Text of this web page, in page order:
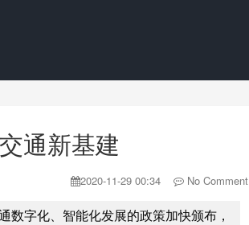
通新基建
2020-11-29 00:34 No Comment
字化、智能化发展的政策加快颁布，